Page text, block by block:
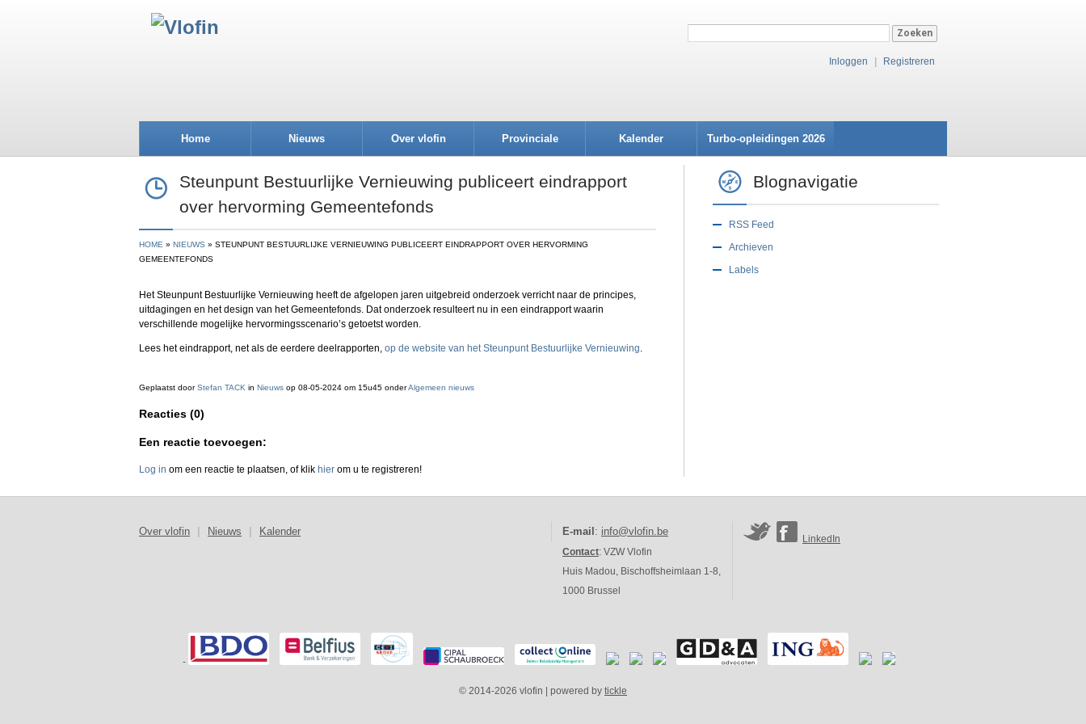
Inloggen Registreren
Home Nieuws Over vlofin Provinciale
afdelingen
Kalender Turbo-opleidingen 2026
Steunpunt Bestuurlijke Vernieuwing publiceert eindrapport
over hervorming Gemeentefonds
HOME NIEUWS
STEUNPUNT BESTUURLIJKE VERNIEUWING PUBLICEERT EINDRAPPORT OVER HERVORMING
GEMEENTEFONDS
Het Steunpunt Bestuurlijke Vernieuwing heeft de afgelopen jaren uitgebreid onderzoek verricht naar de principes,
uitdagingen en het design van het Gemeentefonds. Dat onderzoek resulteert nu in een eindrapport waarin
verschillende mogelijke hervormingsscenario’s getoetst worden.
Lees het eindrapport, net als de eerdere deelrapporten, op de website van het Steunpunt Bestuurlijke Vernieuwing.
Geplaatst doorStefan TACK in Nieuws op 08-05-2024 om 15u45 onderAlgemeen nieuws
Reacties (0)
Een reactie toevoegen:
Log in om een reactie te plaatsen, of klik hier om u te registreren!
Blognavigatie
RSS Feed
Archieven
Labels
Over vlofin Nieuws Kalender E-mail : info@vlofin.be
Contact: VZW Vlofin
Huis Madou, Bischoffsheimlaan 1-8,
1000 Brussel
LinkedIn
-
© 2014-2026 vlofin | powered by tickle